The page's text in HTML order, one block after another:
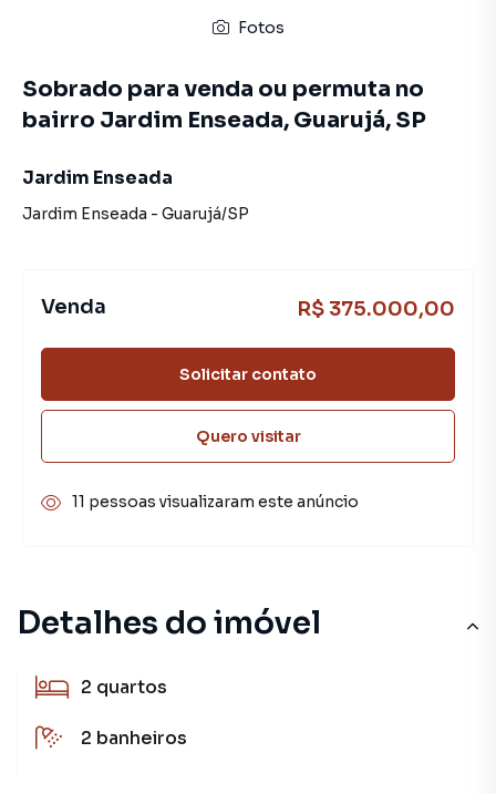
Detalhes do imóvel
2 quartos
2 banheiros
Fotos
Sobrado para venda ou permuta no
bairro Jardim Enseada, Guarujá, SP
Jardim Enseada
Jardim Enseada - Guarujá/SP
Venda R$ 375.000,00
Solicitar contato
Quero visitar
11 pessoas visualizaram este anúncio